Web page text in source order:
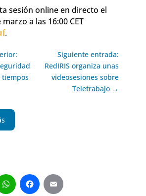
sesión online en directo el
a las 16:00 CET
.
Siguiente entrada:
RedIRIS organiza unas
videosesiones sobre
Teletrabajo →
WhatsApp
Facebook